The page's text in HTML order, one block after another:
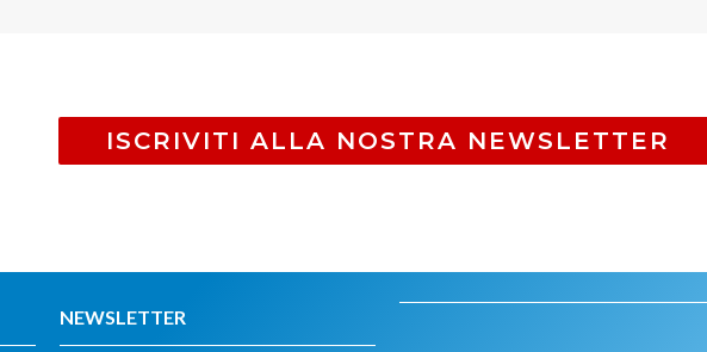
ISCRIVITI ALLA NOSTRA NEWSLETTER
NEWSLETTER